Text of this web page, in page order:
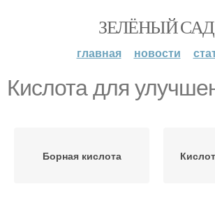
ЗЕЛЁНЫЙ САД
главная новости
Кислота для
Борная кислота